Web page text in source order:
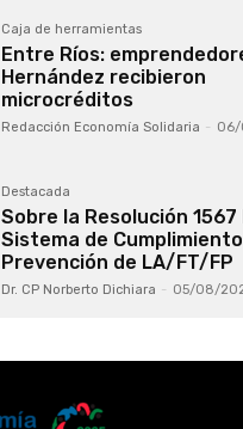
Caja de herramientas
Entre Ríos:
Hernández recibieron
microcréditos
Redacción Economía Solidaria -
Destacada
Sobre la Resolución 1567
Sistema de
Prevención de LA/FT/FP
Dr. CP Norberto Dichiara - 05/08/